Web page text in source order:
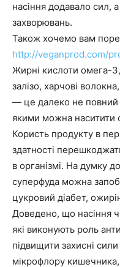
насіння додавало сил,
захворювань.
Також хочемо вам
http://veganprod.com/
Жирні кислоти омега-3,
залізо, харчові
— це далеко не повний
якими можна наситити
Користь продукту в
здатності
в організмі. На думку
суперфуда можна
цукровий діабет,
Доведено, що насіння
які виконують роль
підвищити захисні
мікрофлору